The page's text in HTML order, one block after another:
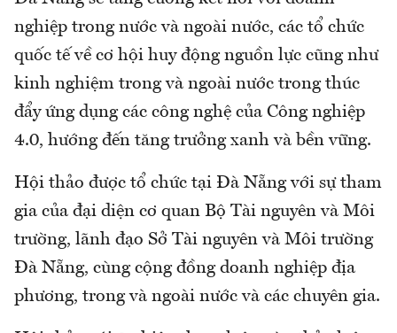
nghiệp trong nước và ngoài nước, các tổ chức
quốc tế về cơ hội huy động nguồn lực cũng như
kinh nghiệm trong và ngoài nước trong thúc
đẩy ứng dụng các công nghệ của Công nghiệp
4.0, hướng đến tăng trưởng xanh và bền vững.
Hội thảo được tổ chức tại Đà Nẵng với sự tham
gia của đại diện cơ quan Bộ Tài nguyên và Môi
trường, lãnh đạo Sở Tài nguyên và Môi trường
Đà Nẵng, cùng cộng đồng doanh nghiệp địa
phương, trong và ngoài nước và các chuyên gia.